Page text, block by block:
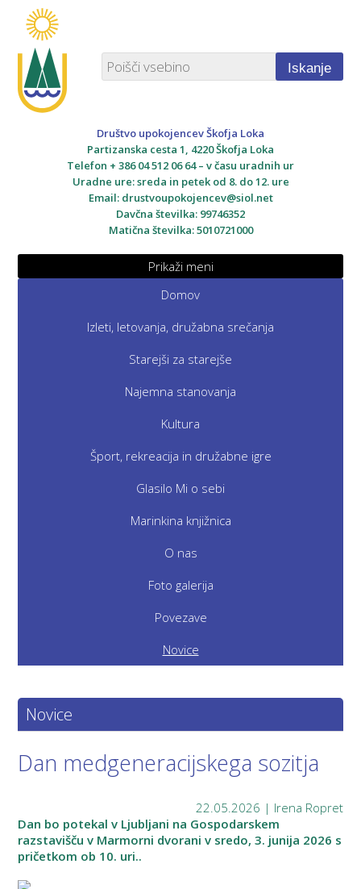
Društvo upokojencev Škofja Loka
Partizanska cesta 1, 4220 Škofja Loka
Telefon + 386 04 512 06 64 – v času uradnih ur
Uradne ure: sreda in petek od 8. do 12. ure
Email: drustvoupokojencev@siol.net
Davčna številka: 99746352
Matična številka: 5010721000
Iskanje
Prikaži meni
Domov
Izleti, letovanja, družabna srečanja
Starejši za starejše
Najemna stanovanja
Kultura
Šport, rekreacija in družabne igre
Glasilo Mi o sebi
Marinkina knjižnica
O nas
Foto galerija
Povezave
Novice
Novice
Dan medgeneracijskega sozitja
22.05.2026 | Irena Ropret
Dan bo potekal v Ljubljani na Gospodarskem
razstavišču v Marmorni dvorani v sredo, 3. junija 2026 s
pričetkom ob 10. uri..